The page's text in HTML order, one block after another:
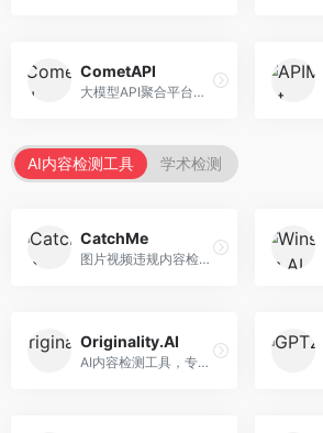
CometAPI
大模型API聚合平台，整合多种AI模型服务。面向开发者，提供统一接口、模型切换、监控分析等服务，API管理便捷。
AI内容检测工具 学术检测
CatchMe
图片视频违规内容检测平台，专注于视觉内容安全。面向内容平台，提供图片审核、视频审核、直播监控等服务，视觉检测专业。
Originality.AI
AI内容检测工具，专注于内容原创性验证。面向内容创作者和出版商，提供AI检测、抄袭检测、批量分析等服务，检测精度高。